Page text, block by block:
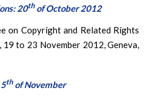
20thof October 2012
on Copyright and Related Rights
19 to 23 November 2012, Geneva,
thof November